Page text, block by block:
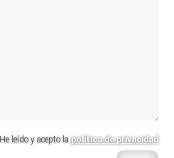
He leído y acepto lapolítica de privacidad